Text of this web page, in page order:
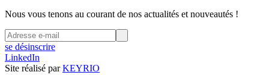
Nous vous tenons au courant de nos actualités et nouveautés !
se désinscrire
LinkedIn
Site réalisé parKEYRIO